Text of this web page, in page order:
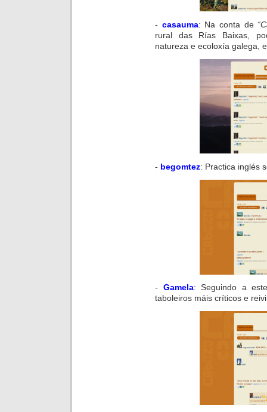
- casauma: Na conta de
rural dasRías Baixas,
natureza e ecoloxía galega,
- begomtez: Practica inglés
- Gamela: Seguindo a
taboleiros máis críticos e